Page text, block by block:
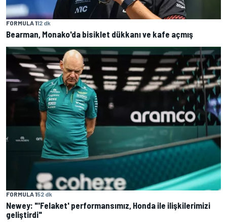
FORMULA 112 dk
Bearman, Monako'da bisiklet dükkanı ve kafe açmış
FORMULA 152 dk
Newey: "'Felaket' performansımız, Honda ile ilişkilerimizi
geliştirdi"